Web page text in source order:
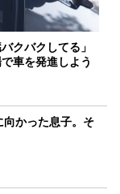
バクバクしてる」
車を発進しよう
向かった息子。そ